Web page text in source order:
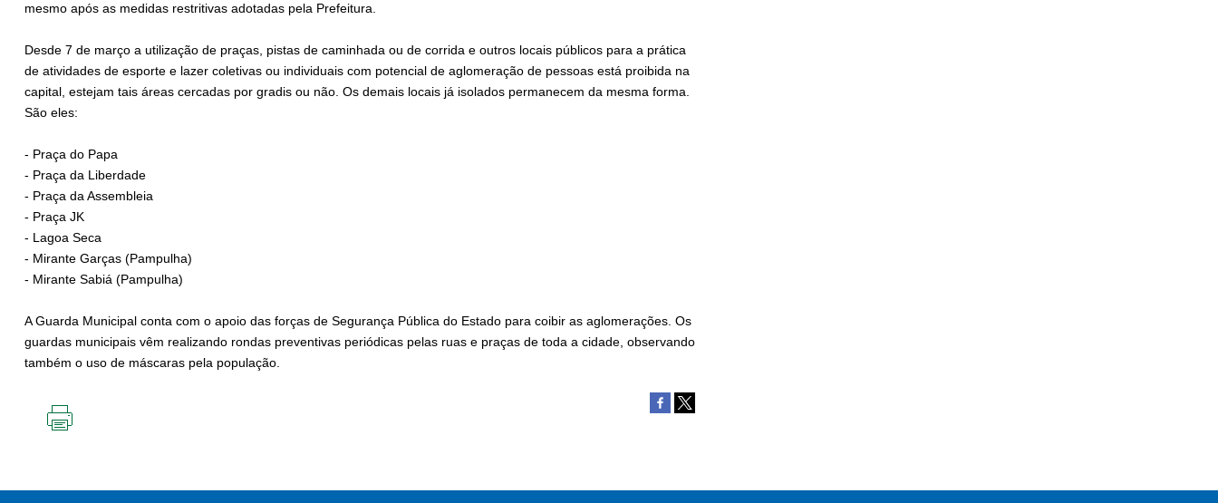
mesmo após as medidas restritivas adotadas pela Prefeitura.
Desde 7 de março a utilização de praças, pistas de caminhada ou de corrida e outros locais públicos para a prática
de atividades de esporte e lazer coletivas ou individuais com potencial de aglomeração de pessoas está proibida na
capital, estejam tais áreas cercadas por gradis ou não. Os demais locais já isolados permanecem da mesma forma.
São eles:
- Praça do Papa
- Praça da Liberdade
- Praça da Assembleia
- Praça JK
- Lagoa Seca
- Mirante Garças (Pampulha)
- Mirante Sabiá (Pampulha)
A Guarda Municipal conta com o apoio das forças de Segurança Pública do Estado para coibir as aglomerações. Os
guardas municipais vêm realizando rondas preventivas periódicas pelas ruas e praças de toda a cidade, observando
também o uso de máscaras pela população.